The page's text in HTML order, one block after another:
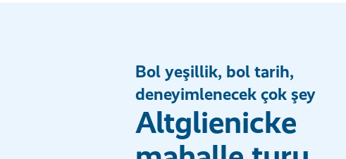
Bol yeşillik, bol tarih,
deneyimlenecek çok şey
Altglienicke